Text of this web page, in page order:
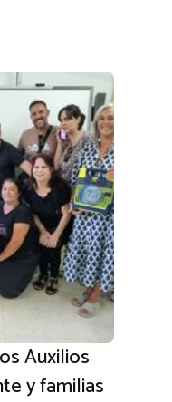
Auxilios
y familias